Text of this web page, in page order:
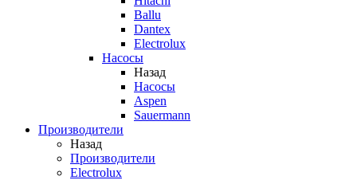
Ballu
Dantex
Electrolux
Насосы
Назад
Насосы
Aspen
Sauermann
Производители
Назад
Производители
Electrolux